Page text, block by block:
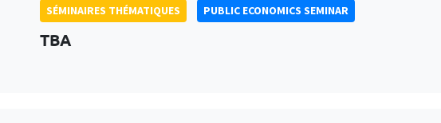
SÉMINAIRES THÉMATIQUES PUBLIC ECONOMICS SEMINAR
TBA